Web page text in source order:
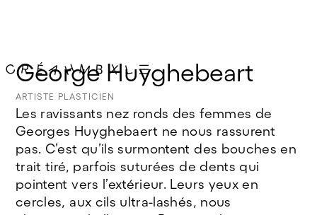
George Huyghebeart
ARTISTE PLASTICIEN
Les ravissants nez ronds des femmes de
Georges Huyghebaert ne nous rassurent
pas. C’est qu’ils surmontent des bouches en
trait tiré, parfois suturées de dents qui
pointent vers l’extérieur. Leurs yeux en
cercles, aux cils ultra-lashés, nous